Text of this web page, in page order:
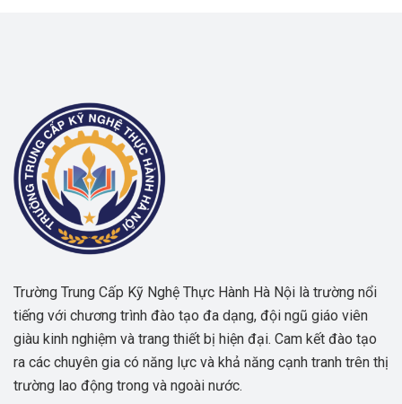
Trường Trung Cấp Kỹ Nghệ Thực Hành Hà Nội là trường nổi
tiếng với chương trình đào tạo đa dạng, đội ngũ giáo viên
giàu kinh nghiệm và trang thiết bị hiện đại. Cam kết đào tạo
ra các chuyên gia có năng lực và khả năng cạnh tranh trên thị
trường lao động trong và ngoài nước.